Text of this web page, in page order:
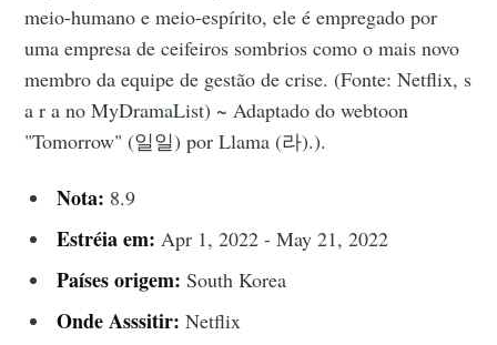
meio-humano e meio-espírito, ele é empregado por
uma empresa de ceifeiros sombrios como o mais novo
membro da equipe de gestão de crise. (Fonte: Netflix, s
a r a no MyDramaList) ~ Adaptado do webtoon
"Tomorrow" (일일) por Llama (라).).
Nota: 8.9
Estréia em: Apr 1, 2022 - May 21, 2022
Países origem: South Korea
Onde Asssitir: Netflix